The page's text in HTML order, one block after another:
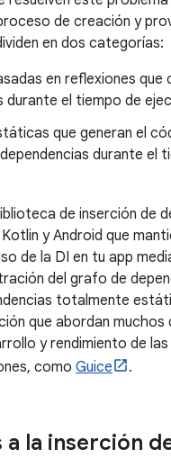
de creación y
en dos categorías:
en reflexiones que
durante el tiempo de
que generan el
durante el
de inserción de
y Android que
de la DI en tu app
del grafo de
totalmente
que abordan muchos
y rendimiento de
como Guice .
la inserción